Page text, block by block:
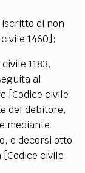
di non
1460];
1183,
al
[Codice civile
del debitore,
mediante
e decorsi otto
civile